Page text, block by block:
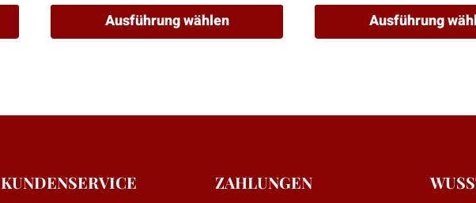
Ausführung wählen
mehrere
Die
Ausführung
mehrere
KUNDENSERVICE ZAHLUNGEN